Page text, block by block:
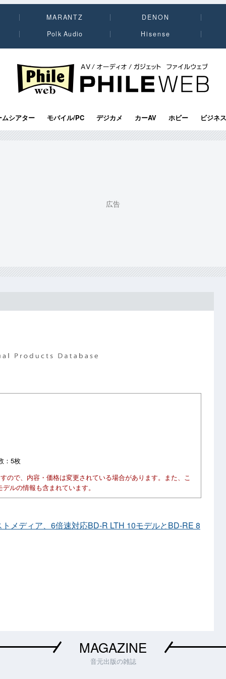
MARANTZ
DENON
Polk Audio
Hisense
PHILE WEB｜AV/オーディオ/ガジェット
ムシアター モバイル/PC デジカメ カーAV ホビー ビジネス
：5枚
ので、内容・価格は変更されている場合があります。また、こ
ルの情報も含まれています。
メディア、6倍速対応BD-R LTH 10モデルとBD-RE 8
MAGAZINE
音元出版の雑誌